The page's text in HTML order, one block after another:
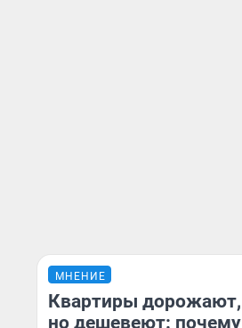
МНЕНИЕ
Квартиры дорожают,
но дешевеют: почему